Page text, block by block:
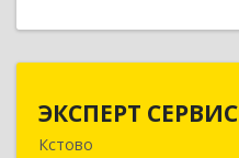
ЭКСПЕРТ СЕРВИС
Кстово